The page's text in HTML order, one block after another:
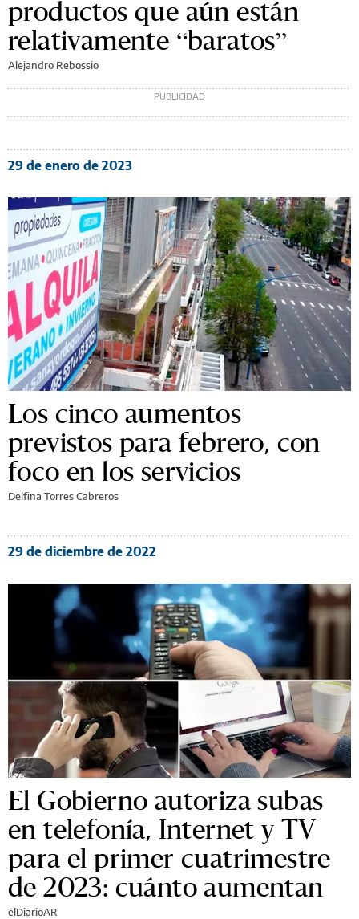
productos que aún están
relativamente “baratos”
Alejandro Rebossio
29 de enero de 2023
Los cinco aumentos
previstos para febrero, con
foco en los servicios
Delfina Torres Cabreros
29 de diciembre de 2022
El Gobierno autoriza subas
en telefonía, Internet y TV
para el primer cuatrimestre
de 2023: cuánto aumentan
elDiarioAR